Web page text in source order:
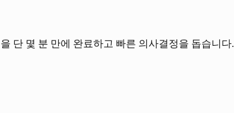
단 몇 분 만에 완료하고 빠른 의사결정을 돕습니다.